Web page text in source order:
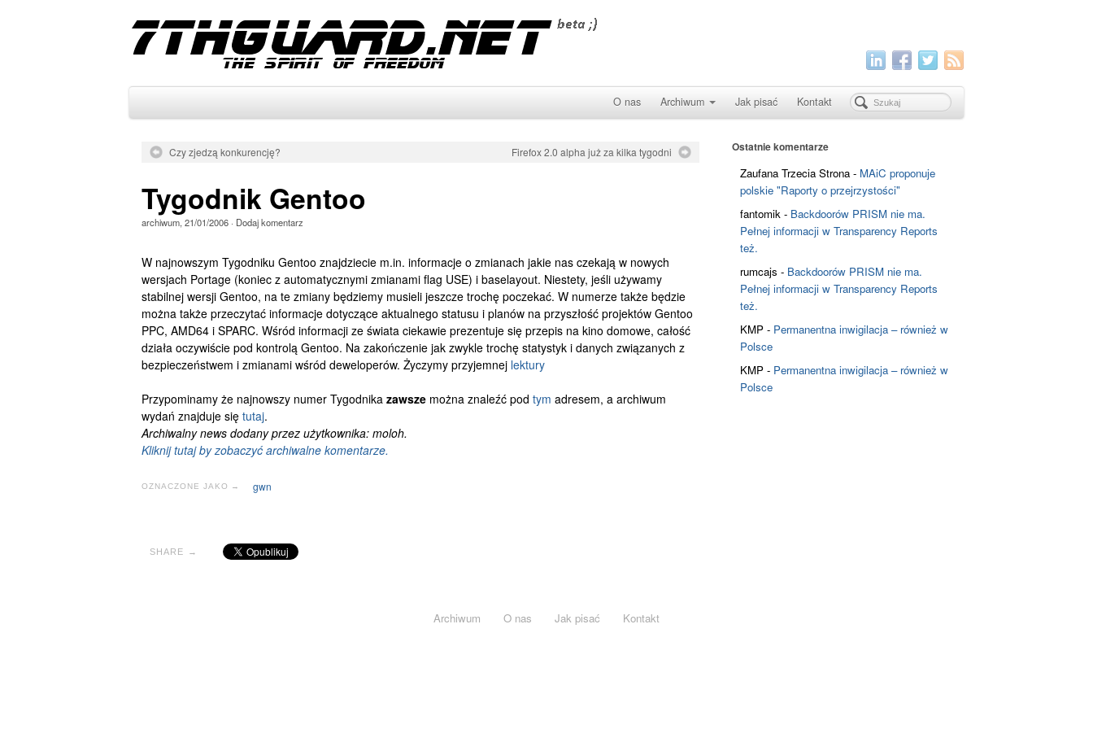
O nas Archiwum Jak pisać Kontakt
Czy zjedzą konkurencję? Firefox 2.0 alpha już za kilka tygodni
Tygodnik Gentoo
archiwum,21/01/2006 · Dodaj komentarz
W najnowszym Tygodniku Gentoo znajdziecie m.in. informacje o zmianach jakie nas czekają w nowych
wersjach Portage (koniec z automatycznymi zmianami flag USE) i baselayout. Niestety, jeśli używamy
stabilnej wersji Gentoo, na te zmiany będziemy musieli jeszcze trochę poczekać. W numerze także będzie
można także przeczytać informacje dotyczące aktualnego statusu i planów na przyszłość projektów Gentoo
PPC, AMD64 i SPARC. Wśród informacji ze świata ciekawie prezentuje się przepis na kino domowe, całość
działa oczywiście pod kontrolą Gentoo. Na zakończenie jak zwykle trochę statystyk i danych związanych z
bezpieczeństwem i zmianami wśród deweloperów. Życzymy przyjemnej lektury
Przypominamy że najnowszy numer Tygodnika zawsze można znaleźć pod tym adresem, a archiwum
wydań znajduje się tutaj.
Archiwalny news dodany przez użytkownika: moloh.
Kliknij tutaj by zobaczyć archiwalne komentarze.
OZNACZONE JAKO → gwn
SHARE →
Ostatnie komentarze
Zaufana Trzecia Strona- MAiC proponuje
polskie "Raporty o przejrzystości"
fantomik- Backdoorów PRISM nie ma.
Pełnej informacji w Transparency Reports
też.
rumcajs - Backdoorów PRISM nie ma.
Pełnej informacji w Transparency Reports
też.
KMP- Permanentna inwigilacja – również w
Polsce
KMP- Permanentna inwigilacja – również w
Polsce
Archiwum O nas Jak pisać Kontakt